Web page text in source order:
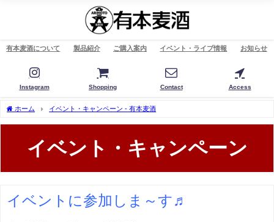
有本麦酒について 製品紹介 ご購入案内 イベント・ライブ情報 お知らせ
Instagram Shopping Contact Access
ホーム イベント・キャンペーン - 有本麦酒
イベント・キャンペーン
イベントに参加しま～す♬